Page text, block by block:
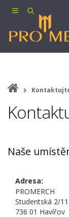
Naše
Adresa:
PROMERCH
Studentská 2/
736 01 Havířov